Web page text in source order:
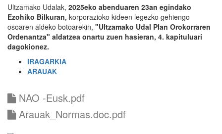
Ultzamako Udalak, 2025eko abenduaren 23an egindako
Ezohiko Bilkuran, korporazioko kideen legezko gehiengo
osoaren aldeko botoarekin, "Ultzamako Udal Plan Orokorraren
Ordenantza" aldatzea onartu zuen hasieran, 4. kapituluari
dagokionez.
IRAGARKIA
ARAUAK
NAO -Eusk.pdf
Arauak_Normas.doc.pdf